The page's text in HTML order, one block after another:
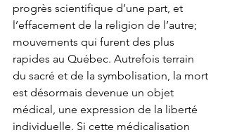
progrès scientifique d’une part, et
l’effacement de la religion de l’autre;
mouvements qui furent des plus
rapides au Québec. Autrefois terrain
du sacré et de la symbolisation, la mort
est désormais devenue un objet
médical, une expression de la liberté
individuelle. Si cette médicalisation